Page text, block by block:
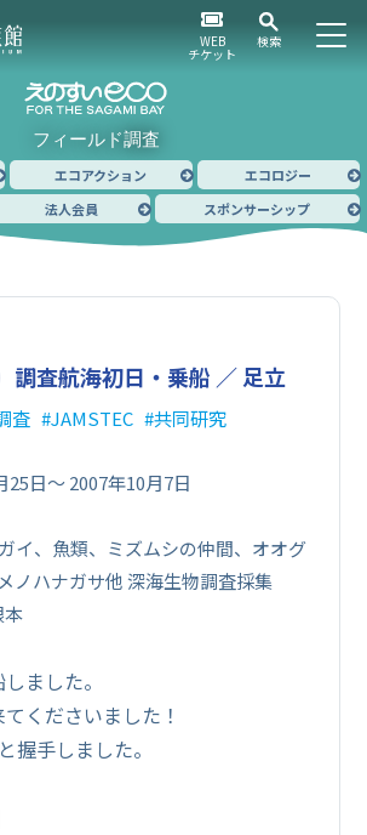
WEB
チケット
検索
フィールド調査
エコアクション
エコロジー
法人会員 スポンサーシップ
調査航海初日・乗船 ／ 足立
査 JAMSTEC 共同研究
25日〜 2007年10月7日
イ、魚類、ミズムシの仲間、オオグ
ノハナガサ他 深海生物調査採集
本
ました。
くださいました！
握手しました。